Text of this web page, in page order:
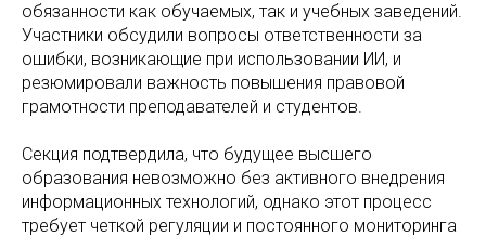
обязанности как обучаемых, так и учебных заведений.
Участники обсудили вопросы ответственности за
ошибки, возникающие при использовании ИИ, и
резюмировали важность повышения правовой
грамотности преподавателей и студентов.
Секция подтвердила, что будущее высшего
образования невозможно без активного внедрения
информационных технологий, однако этот процесс
требует четкой регуляции и постоянного мониторинга